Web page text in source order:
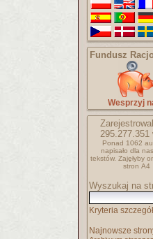
Fundusz
Wesprzyj
295.277.351
Ponad 1062
napisało dla
tekstów. Zajęłyby
stron A4
Wyszukaj na
Kryteria
Najnowsze